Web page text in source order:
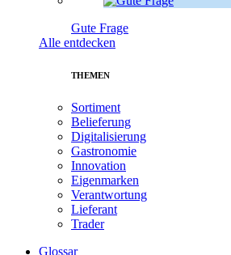
Gute Frage
Alle entdecken
THEMEN
Sortiment
Belieferung
Digitalisierung
Gastronomie
Innovation
Eigenmarken
Verantwortung
Lieferant
Trader
Glossar